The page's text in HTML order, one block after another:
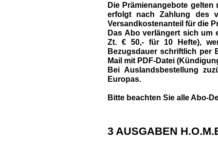
Die Prämienangebote
erfolgt nach Zahlung des
Versandkostenanteil für die
Das Abo verlängert sich um
Zt. € 50,- für 10 Hefte),
Bezugsdauer schriftlich per
Mail mit PDF-Datei
Bei Auslandsbestellung
Europas.
Bitte beachten Sie alle Abo-
3 AUSGABEN